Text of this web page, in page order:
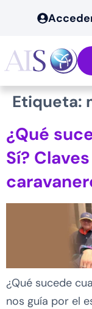
contenido
Etiqueta:
¿Qué
Sí?
¿Qué sucede
nos guía por el